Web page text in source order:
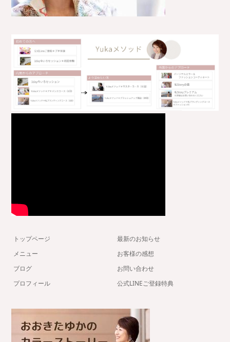
トップページ
メニュー
ブログ
プロフィール
最新のお知らせ
お客様の感想
お問い合わせ
公式LINEご登録特典